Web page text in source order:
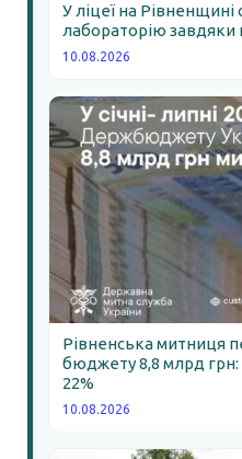
У ліцеї на Рівненщині
лабораторію завдяки
10.08.2026
Рівненська митниця
бюджету 8,8 млрд
22%
10.08.2026